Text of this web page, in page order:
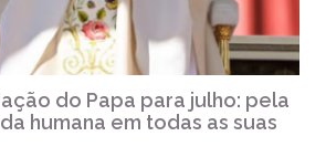
do Papa para julho: pela
humana em todas as suas